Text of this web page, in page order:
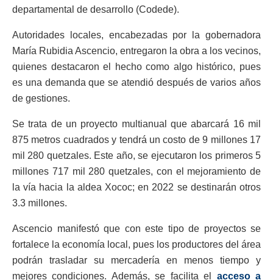
departamental de desarrollo (Codede).
Autoridades locales, encabezadas por la gobernadora
María Rubidia Ascencio, entregaron la obra a los vecinos,
quienes destacaron el hecho como algo histórico, pues
es una demanda que se atendió después de varios años
de gestiones.
Se trata de un proyecto multianual que abarcará 16 mil
875 metros cuadrados y tendrá un costo de 9 millones 17
mil 280 quetzales. Este año, se ejecutaron los primeros 5
millones 717 mil 280 quetzales, con el mejoramiento de
la vía hacia la aldea Xococ; en 2022 se destinarán otros
3.3 millones.
Ascencio manifestó que con este tipo de proyectos se
fortalece la economía local, pues los productores del área
podrán trasladar su mercadería en menos tiempo y
mejores condiciones. Además, se facilita el
acceso a